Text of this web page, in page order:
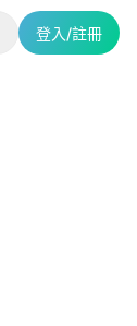
登入/註冊